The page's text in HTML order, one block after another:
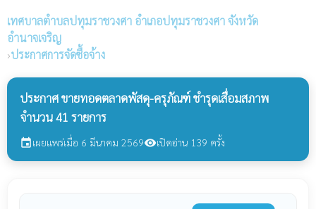
เทศบาลตำบลปทุมราชวงศา อำเภอปทุมราชวงศา จังหวัด
อำนาจเจริญ
›ประกาศการจัดซื้อจ้าง
ประกาศ ขายทอดตลาดพัสดุ-ครุภัณฑ์ ชำรุดเสื่อมสภาพ
จำนวน 41 รายการ
eventเผยแพร่เมื่อ 6 มีนาคม 2569visibilityเปิดอ่าน 139 ครั้ง